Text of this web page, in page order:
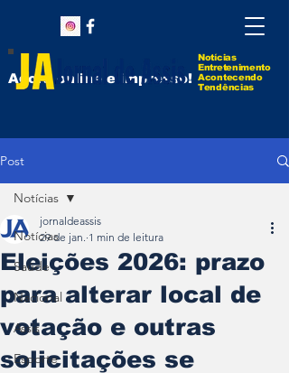
Notícias
Entretenimento
Acontecendo
Tendências
Agora online e impresso!
Post
Notícias
Saúde
Nacional
Assis
Esporte
Notícias
Eleições 2026: prazo
para alterar local de
votação e outras
solicitações se
jornaldeassis
29 de jan. 1 min de leitura